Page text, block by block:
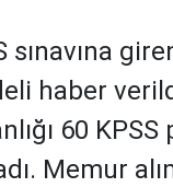
sınavına
haber
60
Memur